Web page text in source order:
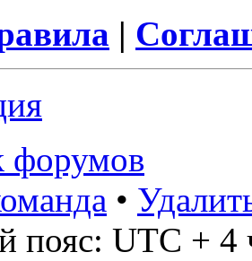
|
форумов
•
пояс: UTC + 4